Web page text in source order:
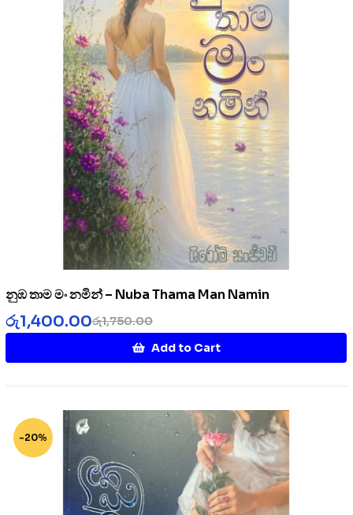
නුඹ තාම මං නමින් – Nuba Thama Man Namin
රු1,750.00
රු1,400.00
Add to Cart
-20%